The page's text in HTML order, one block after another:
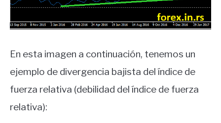
En esta imagen a continuación, tenemos un
ejemplo de divergencia bajista del índice de
fuerza relativa (debilidad del índice de fuerza
relativa):